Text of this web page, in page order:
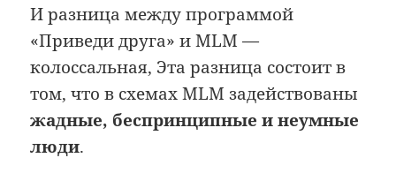
И разница между программой
«Приведи друга» и MLM —
колоссальная, Эта разница состоит в
том, что в схемах MLM задействованы
жадные, беспринципные и неумные
люди.